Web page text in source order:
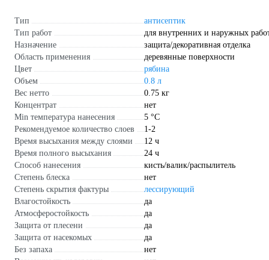
Тип
антисептик
Тип работ
для внутренних и наружных
Назначение
защита/декоративная отделка
Область применения
деревянные поверхности
Цвет
рябина
Объем
0.8 л
Вес нетто
0.75 кг
Концентрат
нет
Min температура нанесения
5 °С
Рекомендуемое количество слоев
1-2
Время высыхания между слоями
12 ч
Время полного высыхания
24 ч
Способ нанесения
кисть/валик/распылитель
Степень блеска
нет
Степень скрытия фактуры
лессирующий
Влагостойкость
да
Атмосферостойкость
да
Защита от плесени
да
Защита от насекомых
да
Без запаха
нет